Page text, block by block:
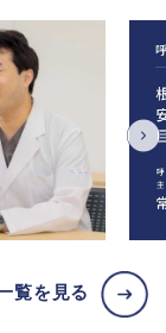
覧を見る